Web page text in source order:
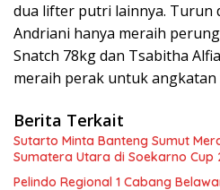
dua lifter putri lainnya. Turun
Andriani hanya meraih
Snatch 78kg dan Tsabitha
meraih perak untuk angkatan
Berita Terkait
Sutarto Minta Banteng Sumut
Sumatera Utara di Soekarno Cup
Pelindo Regional 1 Cabang